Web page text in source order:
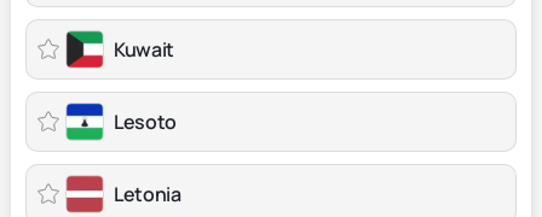
Kuwait
Lesoto
Letonia